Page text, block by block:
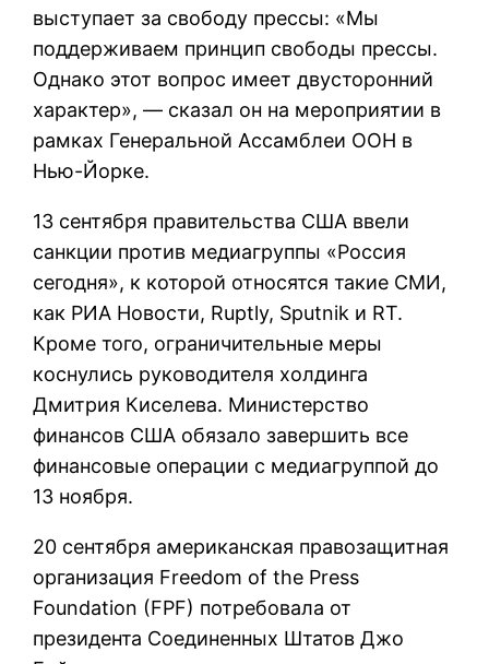
выступает за свободу прессы: «Мы
поддерживаем принцип свободы прессы.
Однако этот вопрос имеет двусторонний
характер», — сказал он на мероприятии в
рамках Генеральной Ассамблеи ООН в
Нью-Йорке.
13 сентября правительства США ввели
санкции против медиагруппы «Россия
сегодня», к которой относятся такие СМИ,
как РИА Новости, Ruptly, Sputnik и RT.
Кроме того, ограничительные меры
коснулись руководителя холдинга
Дмитрия Киселева. Министерство
финансов США обязало завершить все
финансовые операции с медиагруппой до
13 ноября.
20 сентября американская правозащитная
организация Freedom of the Press
Foundation (FPF) потребовала от
президента Соединенных Штатов Джо